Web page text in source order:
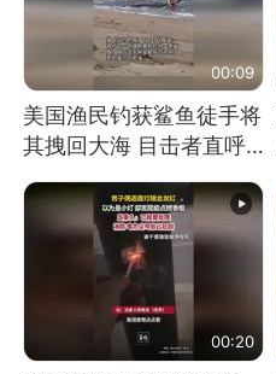
00:09
美国渔民钓获鲨鱼徒手将
其拽回大海 目击者直呼
消息）
00:20